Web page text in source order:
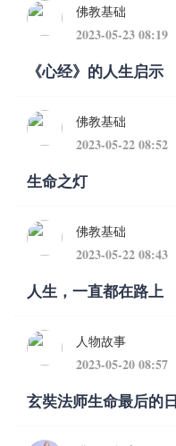
佛教基础
2023-05-23 08:19
《心经》的人生启示
佛教基础
2023-05-22 08:52
生命之灯
佛教基础
2023-05-22 08:43
人生，一直都在路上
人物故事
2023-05-20 08:57
玄奘法师生命最后的